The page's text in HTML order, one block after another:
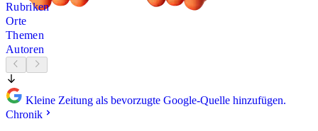
Rubriken
Orte
Themen
Autoren
Kleine Zeitung als bevorzugte Google-Quelle hinzufügen.
Chronik